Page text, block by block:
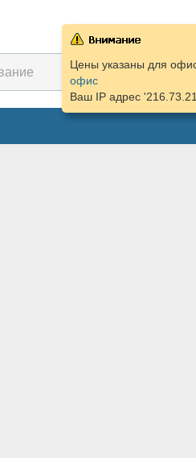
Цены указаны для
офис
Ваш IP адрес